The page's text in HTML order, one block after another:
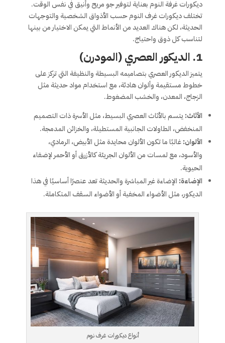
ديكورات غرفة النوم بعناية لتوفير جو مريح وأنيق في نفس الوقت.
تختلف ديكورات غرف النوم حسب الأذواق الشخصية والتوجهات
الحديثة، لكن هناك العديد من الأنماط التي يمكن الاختيار من بينها
لتناسب كل ذوق واحتياج.
1. الديكور العصري (المودرن)
يتميز الديكور العصري بتصاميمه البسيطة والنظيفة التي تركز على
خطوط مستقيمة وألوان هادئة، مع استخدام مواد حديثة مثل
الزجاج، المعدن، والخشب المضغوط.
الأثاث:يتسم بالأثاث العصري البسيط، مثل الأسرة ذات التصميم
المنخفض، الطاولات الجانبية المستطيلة، والخزائن المدمجة.
الألوان:غالبًا ما تكون الألوان محايدة مثل الأبيض، الرمادي،
والأسود، مع لمسات من الألوان الجريئة كالأزرق أو الأحمر لإضفاء
الحيوية.
الإضاءة: الإضاءة غير المباشرة والحديثة تعد عنصرًا أساسيًا في هذا
الديكور، مثل الأضواء المخفية أو الأضواء السقف المتكاملة.
أنواع ديكورات غرف نوم